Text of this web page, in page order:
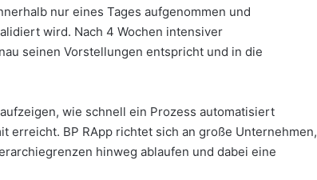
nur eines Tages aufgenommen und
wird. Nach 4 Wochen intensiver
seinen Vorstellungen entspricht und in die
wie schnell ein Prozess automatisiert
erreicht. BP RApp richtet sich an große Unternehmen,
hinweg ablaufen und dabei eine